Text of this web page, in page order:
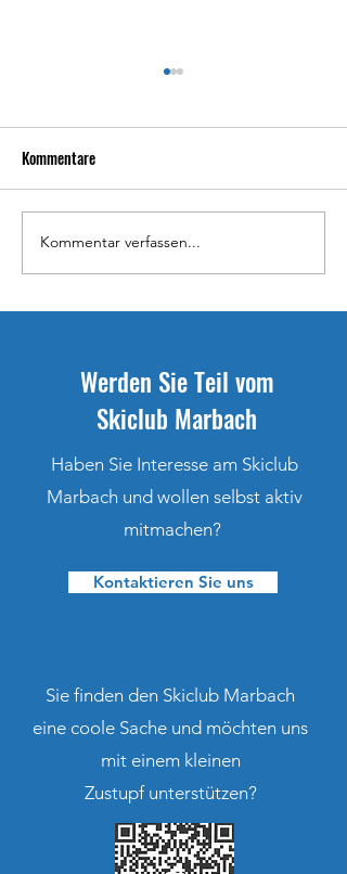
Ramona Schöpfer für U23-WM
selektioniert
Kommentare
Kommentar verfassen...
Werden Sie Teil vom
Skiclub Marbach
Haben Sie Interesse am Skiclub
Marbach und wollen selbst aktiv
mitmachen?
Kontaktieren Sie uns
Sie finden den Skiclub Marbach
eine coole Sache und möchten uns
mit einem kleinen
Zustupf unterstützen?